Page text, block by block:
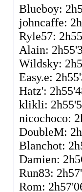
Blueboy:
johncaffe:
Ryle57:
Alain:
Wildsky:
Easy.e:
Hatz':
klikli:
nicochoco:
DoubleM:
Blanchot:
Damien:
Run83:
Rom: